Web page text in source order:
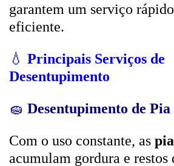
garantem um serviço
eficiente.
💧 Principais Serviços de
Desentupimento
🧽 Desentupimento de Pia
Com o uso constante, as
acumulam gordura e restos